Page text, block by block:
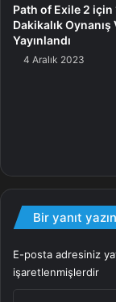
PlayStation 4,
Path of Exile 2 için
Dakikalık
Yayınlandı
4 Aralık 2023
Bir yanıt yazın
E-posta adresiniz
işaretlenmişlerdir